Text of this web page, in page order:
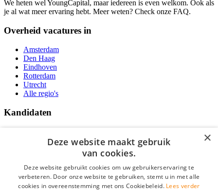
We heten wel YoungCapital, maar iedereen is even welkom. Ook als
je al wat meer ervaring hebt. Meer weten? Check onze FAQ.
Overheid vacatures in
Amsterdam
Den Haag
Eindhoven
Rotterdam
Utrecht
Alle regio's
Kandidaten
Vacatures
Over Vacatures Overheid Online
YoungCapital IOS App
YoungCapital Android App
×
Deze website maakt gebruik
van cookies.
Deze website gebruikt cookies om uw gebruikerservaring te
verbeteren. Door onze website te gebruiken, stemt u in met alle
cookies in overeenstemming met ons Cookiebeleid. Lees verder